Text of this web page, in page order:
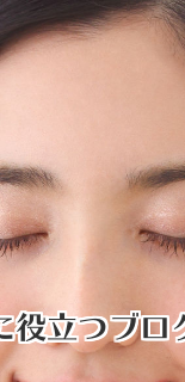
役立つブロ